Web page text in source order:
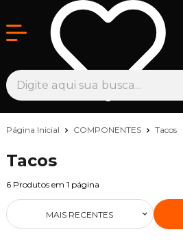
Página Inicial COMPONENTES Tacos
Tacos
6 Produtos em 1 página
MAIS RECENTES